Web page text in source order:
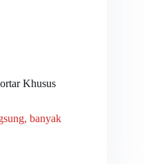
Khusus
banyak